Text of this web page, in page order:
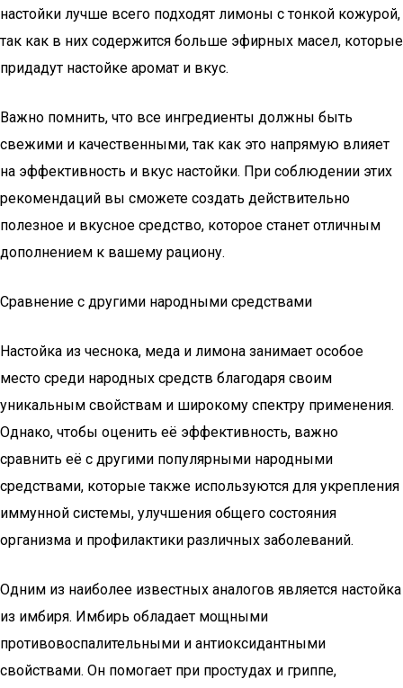
настойки лучше всего подходят лимоны с тонкой кожурой,
так как в них содержится больше эфирных масел, которые
придадут настойке аромат и вкус.
Важно помнить, что все ингредиенты должны быть
свежими и качественными, так как это напрямую влияет
на эффективность и вкус настойки. При соблюдении этих
рекомендаций вы сможете создать действительно
полезное и вкусное средство, которое станет отличным
дополнением к вашему рациону.
Сравнение с другими народными средствами
Настойка из чеснока, меда и лимона занимает особое
место среди народных средств благодаря своим
уникальным свойствам и широкому спектру применения.
Однако, чтобы оценить её эффективность, важно
сравнить её с другими популярными народными
средствами, которые также используются для укрепления
иммунной системы, улучшения общего состояния
организма и профилактики различных заболеваний.
Одним из наиболее известных аналогов является настойка
из имбиря. Имбирь обладает мощными
противовоспалительными и антиоксидантными
свойствами. Он помогает при простудах и гриппе,